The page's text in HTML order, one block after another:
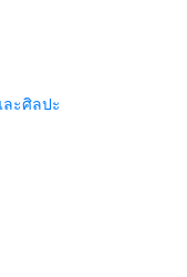
ะศิลปะ